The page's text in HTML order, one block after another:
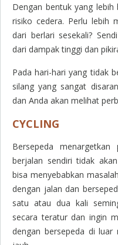
Dengan bentuk yang
risiko cedera. Perlu lebih
dari berlari sesekali?
dari dampak tinggi dan
Pada hari-hari yang tidak
silang yang sangat
dan Anda akan melihat
CYCLING
Bersepeda
berjalan sendiri tidak
bisa menyebabkan
dengan jalan dan
satu atau dua kali
secara teratur dan ingin
dengan bersepeda di